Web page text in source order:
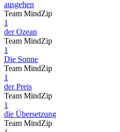
ausgehen
Team MindZip
1
der Ozean
Team MindZip
1
Die Sonne
Team MindZip
1
der Preis
Team MindZip
1
die Übersetzung
Team MindZip